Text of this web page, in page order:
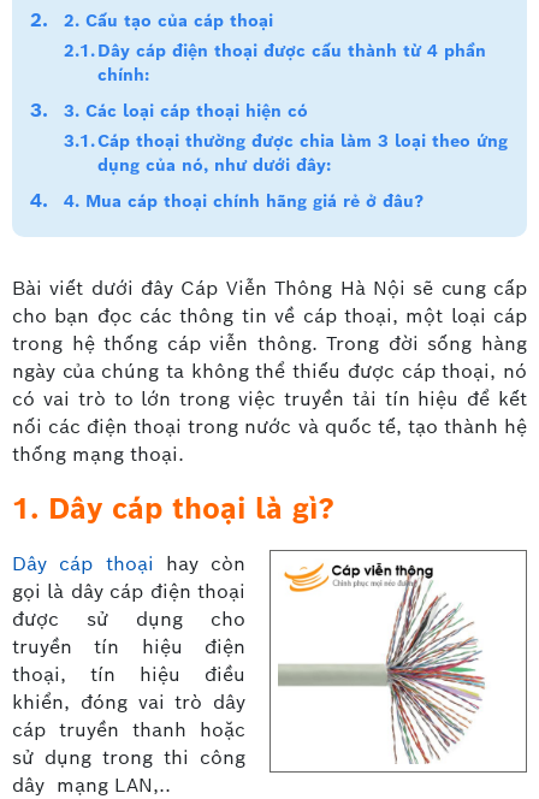
2. Cấu tạo của cáp thoại
Dây cáp điện thoại được cấu thành từ 4 phần
chính:
3. Các loại cáp thoại hiện có
Cáp thoại thường được chia làm 3 loại theo ứng
dụng của nó, như dưới đây:
4. Mua cáp thoại chính hãng giá rẻ ở đâu?
Bài viết dưới đây Cáp Viễn Thông Hà Nội sẽ cung cấp
cho bạn đọc các thông tin về cáp thoại, một loại cáp
trong hệ thống cáp viễn thông. Trong đời sống hàng
ngày của chúng ta không thể thiếu được cáp thoại, nó
có vai trò to lớn trong việc truyền tải tín hiệu để kết
nối các điện thoại trong nước và quốc tế, tạo thành hệ
thống mạng thoại.
1. Dây cáp thoại là gì?
Dây cáp thoại hay còn
gọi là dây cáp điện thoại
được sử dụng cho
truyền tín hiệu điện
thoại, tín hiệu điều
khiển, đóng vai trò dây
cáp truyền thanh hoặc
sử dụng trong thi công
dây mạng LAN,..